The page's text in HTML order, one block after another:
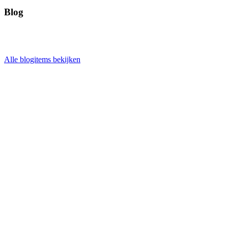
Blog
Alle blogitems bekijken